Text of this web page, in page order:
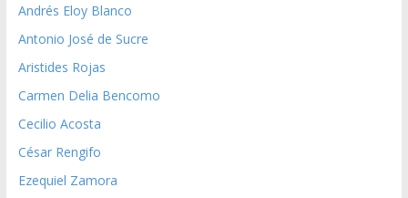
Andrés Eloy Blanco
Antonio José de Sucre
Aristides Rojas
Carmen Delia Bencomo
Cecilio Acosta
César Rengifo
Ezequiel Zamora